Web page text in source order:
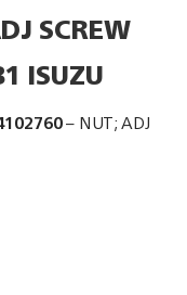
SCREW
ISUZU
– NUT; ADJ